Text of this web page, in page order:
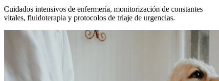
Cuidados intensivos de enfermería, monitorización de constantes
vitales, fluidoterapia y protocolos de triaje de urgencias.